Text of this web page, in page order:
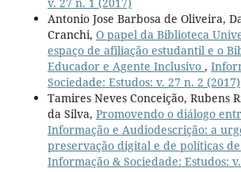
Antonio Jose Barbosa de Oliveira,
Cranchi, O papel da Biblioteca
espaço de afiliação estudantil e o
Educador e Agente Inclusivo ,
Sociedade: Estudos: v. 27 n. 2 (2017)
Tamires Neves Conceição, Rubens
da Silva, Promovendo o diálogo
Informação e Audiodescrição: a
preservação digital e de políticas
Informação & Sociedade: Estudos: